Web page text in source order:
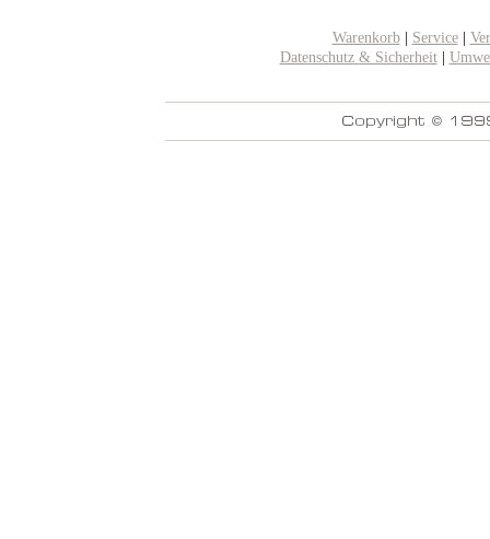
Warenkorb| Service|
Datenschutz & Sicherheit|